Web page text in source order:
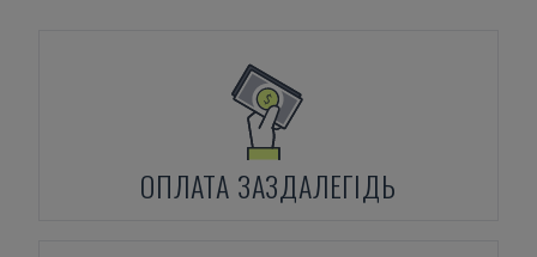
ОПЛАТА ЗАЗДАЛЕГІДЬ